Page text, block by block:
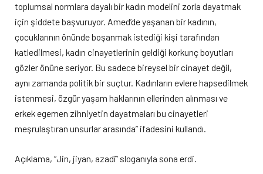
toplumsal normlara dayalı bir kadın modelini zorla dayatmak
için şiddete başvuruyor. Amed’de yaşanan bir kadının,
çocuklarının önünde boşanmak istediği kişi tarafından
katledilmesi, kadın cinayetlerinin geldiği korkunç boyutları
gözler önüne seriyor. Bu sadece bireysel bir cinayet değil,
aynı zamanda politik bir suçtur. Kadınların evlere hapsedilmek
istenmesi, özgür yaşam haklarının ellerinden alınması ve
erkek egemen zihniyetin dayatmaları bu cinayetleri
meşrulaştıran unsurlar arasında” ifadesini kullandı.
Açıklama, “Jin, jiyan, azadî” sloganıyla sona erdi.